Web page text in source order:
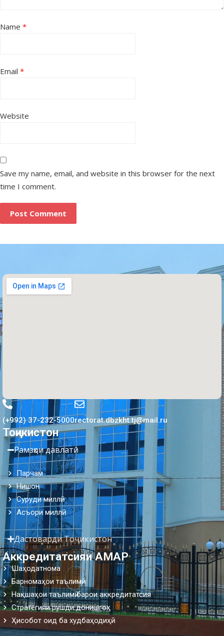
Name *
Email *
Website
Save my name, email, and website in this browser for the next
time I comment.
(+992) 37-232-5000rectorat.dbzkht.tj@mail.ru
Тоҷикистон
Рамзҳои давлатӣ
Парчам
Нишон
Суруди миллӣ
Асъори миллӣ
Дастоварди Тоҷикистон
Аккредитатсияи АМАР
Шаҳодатнома
Барномаҳои таълимӣ
Нақшаҳои таълимӣ барои аккредитатсия
Стратегияи рушди донишгоҳ
Ҳисобот оид ба худбаҳодиҳӣ